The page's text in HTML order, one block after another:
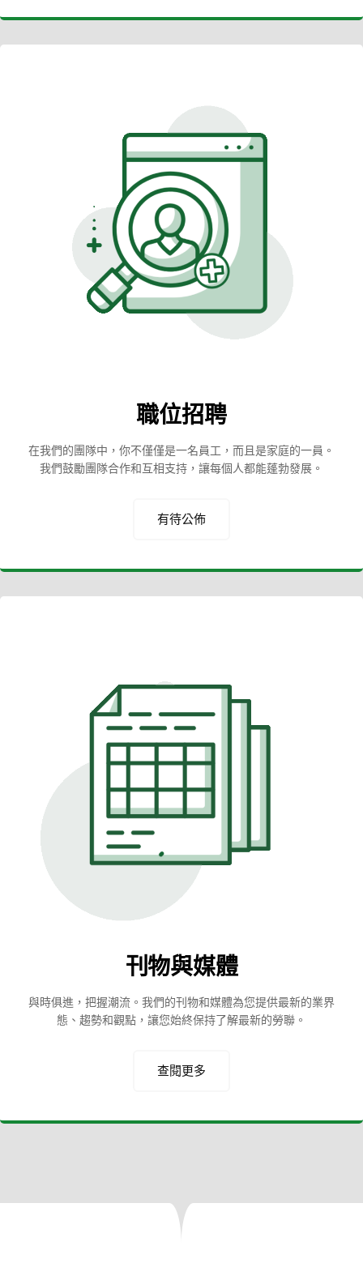
職位招聘
在我們的團隊中，你不僅僅是一名員工，而且是家庭的一員。
我們鼓勵團隊合作和互相支持，讓每個人都能蓬勃發展。
有待公佈
刊物與媒體
與時俱進，把握潮流。我們的刊物和媒體為您提供最新的業界
態、趨勢和觀點，讓您始終保持了解最新的勞聯。
查閱更多